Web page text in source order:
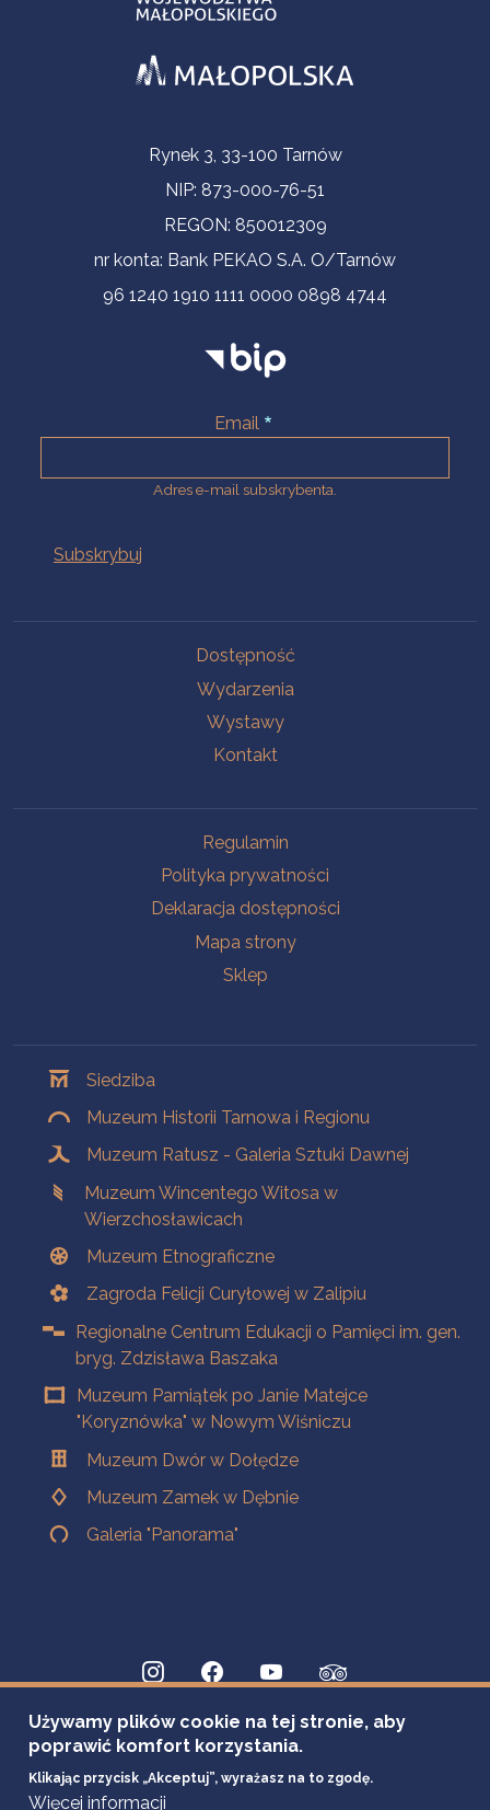
Informacje kontaktoweRynek 3, 33-100 Tarnów
NIP: 873-000-76-51
REGON: 850012309
nr konta: Bank PEKAO S.A. O/Tarnów
96 1240 1910 1111 0000 0898 4744
Email
Adres e-mail subskrybenta.
Dostępność
Wydarzenia
Wystawy
Kontakt
Regulamin
Polityka prywatności
Deklaracja dostępności
Mapa strony
Sklep
Siedziba
Muzeum Historii Tarnowa i Regionu
Muzeum Ratusz - Galeria Sztuki Dawnej
Muzeum Wincentego Witosa w
Wierzchosławicach
Muzeum Etnograficzne
Zagroda Felicji Curyłowej w Zalipiu
Regionalne Centrum Edukacji o Pamięci im. gen.
bryg. Zdzisława Baszaka
Muzeum Pamiątek po Janie Matejce
"Koryznówka" w Nowym Wiśniczu
Muzeum Dwór w Dołędze
Muzeum Zamek w Dębnie
Galeria "Panorama"
Używamy plików cookie na tej stronie, aby
poprawić komfort korzystania.
Klikając przycisk „Akceptuj”, wyrażasz na to zgodę.
Więcej informacji